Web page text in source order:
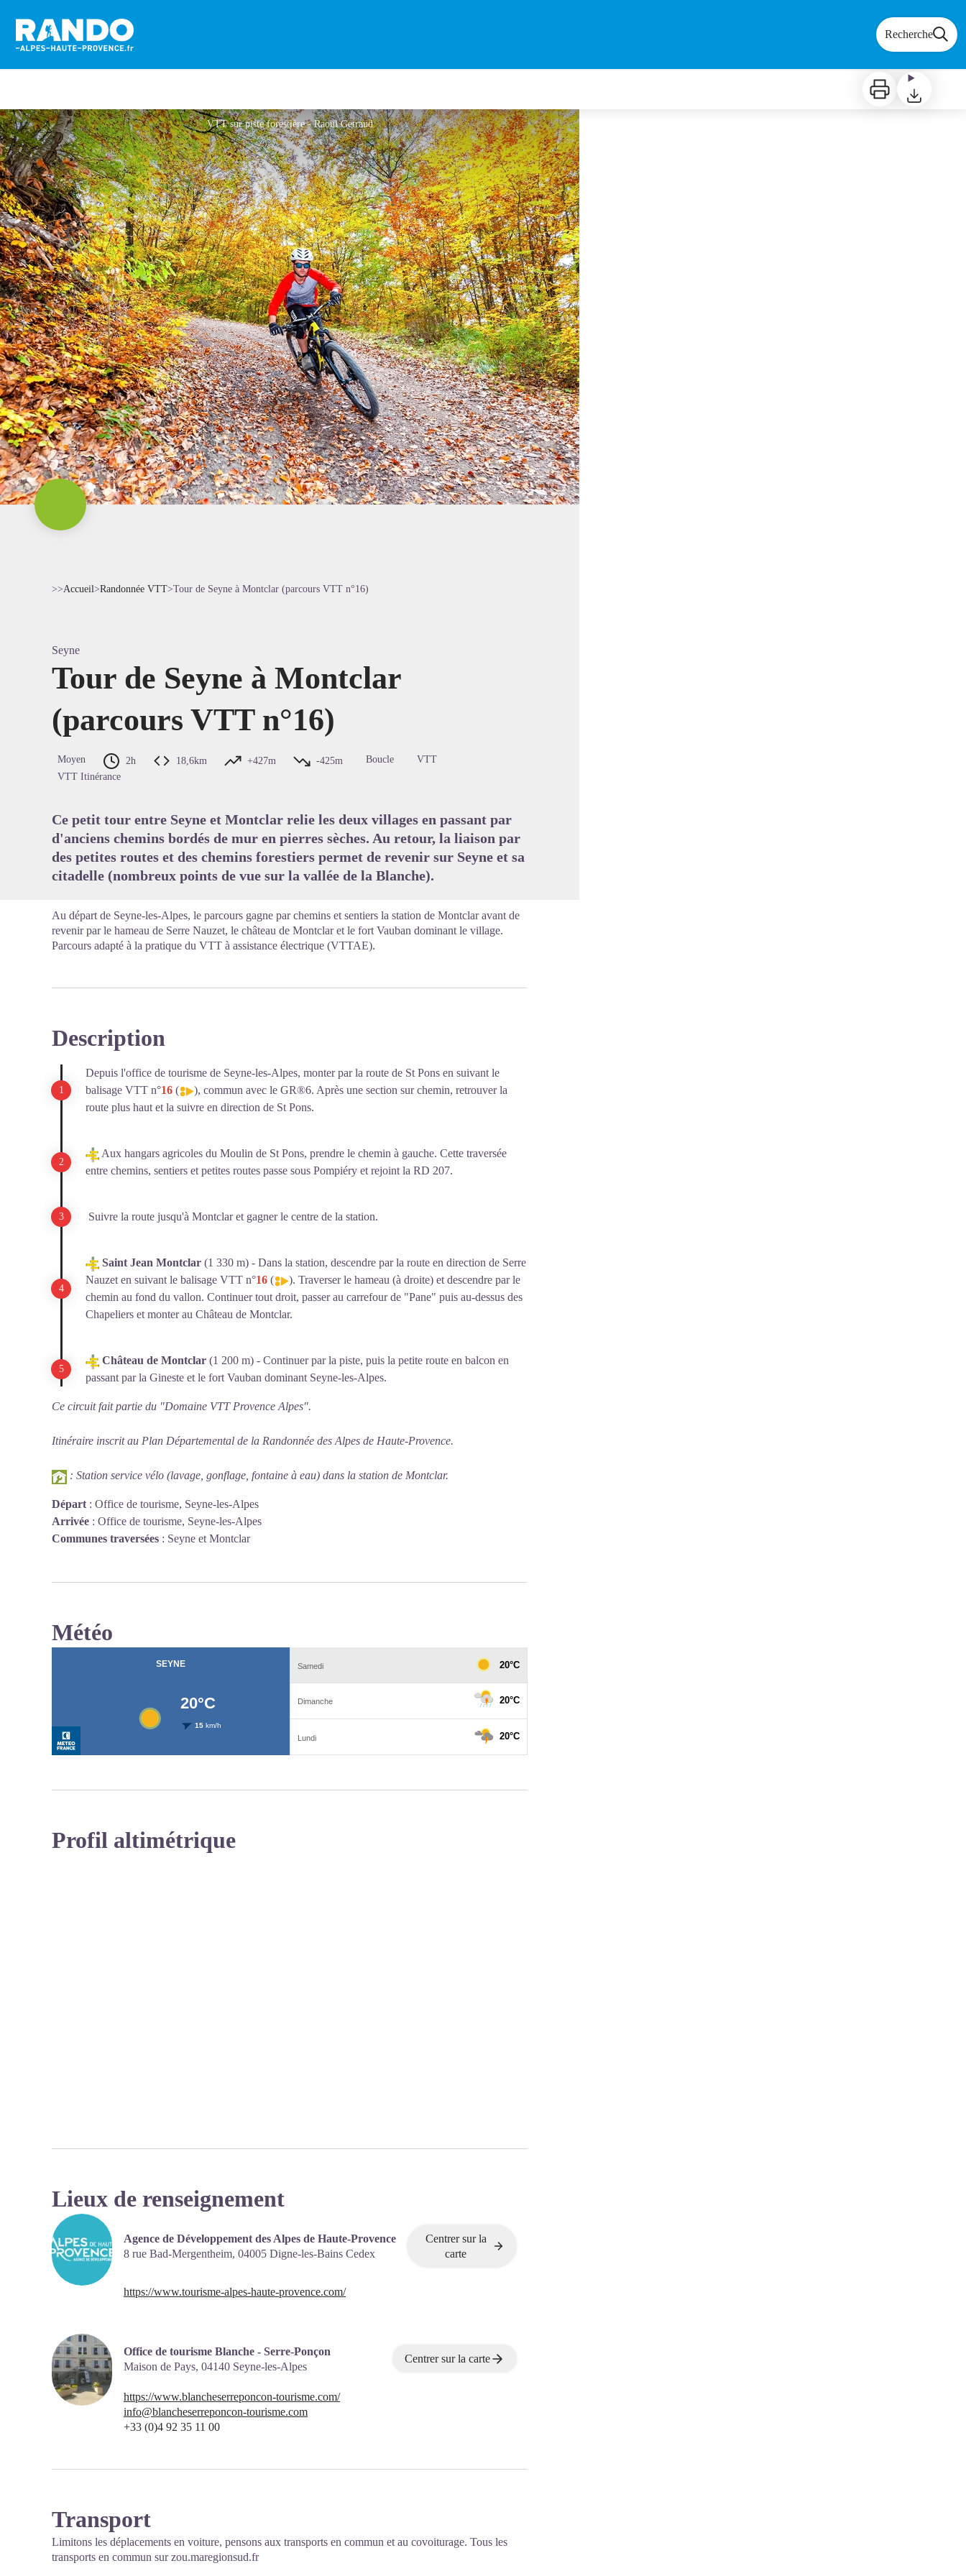
Recherche
Imprimer Télécharger
VTT sur piste forestière - Raoul Getraud
Voir l'image en plein écran
>>Accueil>Randonnée VTT>Tour de Seyne à Montclar (parcours VTT n°16)
Seyne
Tour de Seyne à Montclar
(parcours VTT n°16)
Moyen 2h 18,6km +427m -425m Boucle
VTT
VTT Itinérance
Ce petit tour entre Seyne et Montclar relie les deux villages en passant par
d'anciens chemins bordés de mur en pierres sèches. Au retour, la liaison par
des petites routes et des chemins forestiers permet de revenir sur Seyne et sa
citadelle (nombreux points de vue sur la vallée de la Blanche).
Au départ de Seyne-les-Alpes, le parcours gagne par chemins et sentiers la station de Montclar avant de
revenir par le hameau de Serre Nauzet, le château de Montclar et le fort Vauban dominant le village.
Parcours adapté à la pratique du VTT à assistance électrique (VTTAE).
Description
Depuis l'office de tourisme de Seyne-les-Alpes, monter par la route de St Pons en suivant le
balisage VTT n°16 (
), commun avec le GR®6. Après une section sur chemin, retrouver la
route plus haut et la suivre en direction de St Pons.
Aux hangars agricoles du Moulin de St Pons, prendre le chemin à gauche. Cette traversée
entre chemins, sentiers et petites routes passe sous Pompiéry et rejoint la RD 207.
Suivre la route jusqu'à Montclar et gagner le centre de la station.
Saint Jean Montclar (1 330 m) - Dans la station, descendre par la route en direction de Serre
Nauzet en suivant le balisage VTT n°16 (
). Traverser le hameau (à droite) et descendre par le
chemin au fond du vallon. Continuer tout droit, passer au carrefour de "Pane" puis au-dessus des
Chapeliers et monter au Château de Montclar.
Château de Montclar (1 200 m) - Continuer par la piste, puis la petite route en balcon en
passant par la Gineste et le fort Vauban dominant Seyne-les-Alpes.
Ce circuit fait partie du "Domaine VTT Provence Alpes".
Itinéraire inscrit au Plan Départemental de la Randonnée des Alpes de Haute-Provence.
: Station service vélo (lavage, gonflage, fontaine à eau) dans la station de Montclar.
Départ : Office de tourisme, Seyne-les-Alpes
Arrivée : Office de tourisme, Seyne-les-Alpes
Communes traversées : Seyne et Montclar
Météo
Profil altimétrique
Lieux de renseignement
Agence de Développement des Alpes de Haute-Provence
8 rue Bad-Mergentheim, 04005 Digne-les-Bains Cedex
Centrer sur la
carte
https://www.tourisme-alpes-haute-provence.com/
Office de tourisme Blanche - Serre-Ponçon
Maison de Pays, 04140 Seyne-les-Alpes
Centrer sur la carte
https://www.blancheserreponcon-tourisme.com/
info@blancheserreponcon-tourisme.com
+33 (0)4 92 35 11 00
Transport
Limitons les déplacements en voiture, pensons aux transports en commun et au covoiturage. Tous les
transports en commun surzou.maregionsud.fr